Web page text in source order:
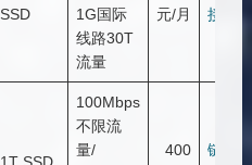
SSD
1G国际
线路30T
流量
元/月
接
100Mbps
不限流
量/
400
链